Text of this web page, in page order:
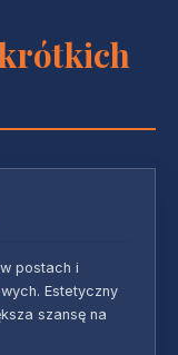
postach i
Estetyczny
szansę na